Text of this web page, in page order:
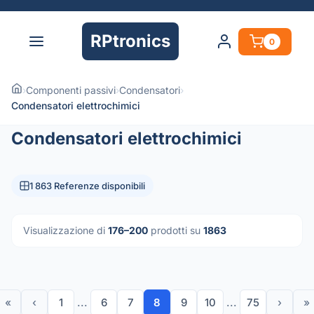
RPtronics 0
›Componenti passivi›Condensatori›
Condensatori elettrochimici
Condensatori elettrochimici
1 863 Referenze disponibili
Visualizzazione di 176–200 prodotti su 1863
« ‹ 1 ... 6 7 8 9 10 ... 75 › »